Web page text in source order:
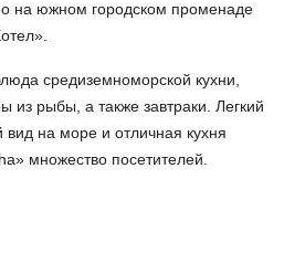
на южном городском променаде
средиземноморской кухни,
из рыбы, а также завтраки. Легкий
на море и отличная кухня
множество посетителей.